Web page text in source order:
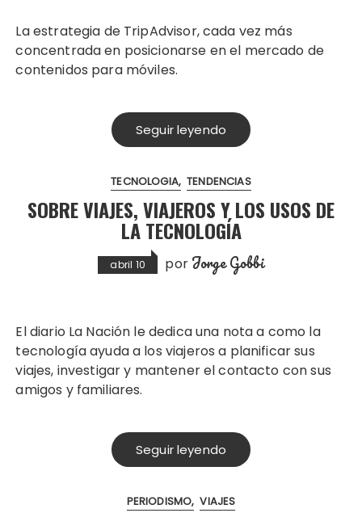
La estrategia de TripAdvisor, cada vez más
concentrada en posicionarse en el mercado de
contenidos para móviles.
Seguir leyendo
TECNOLOGIA TENDENCIAS
SOBRE VIAJES, VIAJEROS Y LOS USOS DE
LA TECNOLOGÍA
abril 10 por Jorge Gobbi
El diario La Nación le dedica una nota a como la
tecnología ayuda a los viajeros a planificar sus
viajes, investigar y mantener el contacto con sus
amigos y familiares.
Seguir leyendo
PERIODISMO VIAJES